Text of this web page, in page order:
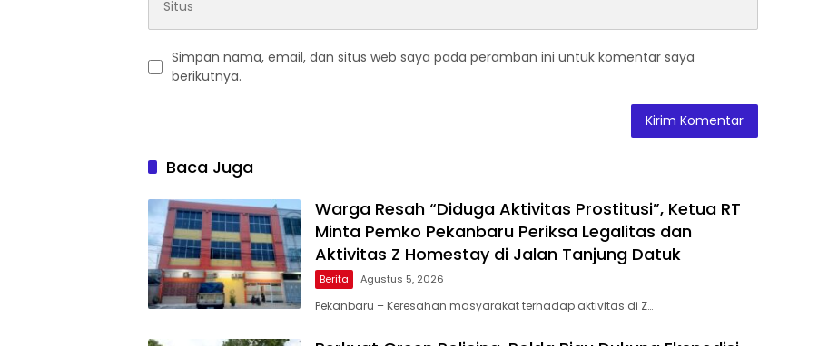
Simpan nama, email, dan situs web saya pada peramban ini untuk komentar saya
berikutnya.
Baca Juga
Warga Resah “Diduga Aktivitas Prostitusi”, Ketua RT
Minta Pemko Pekanbaru Periksa Legalitas dan
Aktivitas Z Homestay di Jalan Tanjung Datuk
Berita Agustus 5, 2026
Pekanbaru – Keresahan masyarakat terhadap aktivitas di Z…